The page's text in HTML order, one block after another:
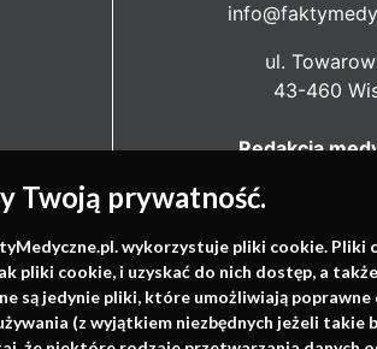
Twoją prywatność.
wykorzystuje pliki cookie. Pliki
pliki cookie, i uzyskać do nich dostęp, a
są jedynie pliki, które umożliwiają
(z wyjątkiem niezbędnych jeżeli
ul.
43-460
Redakcja
Biuro Zarządu
ul.
61-312